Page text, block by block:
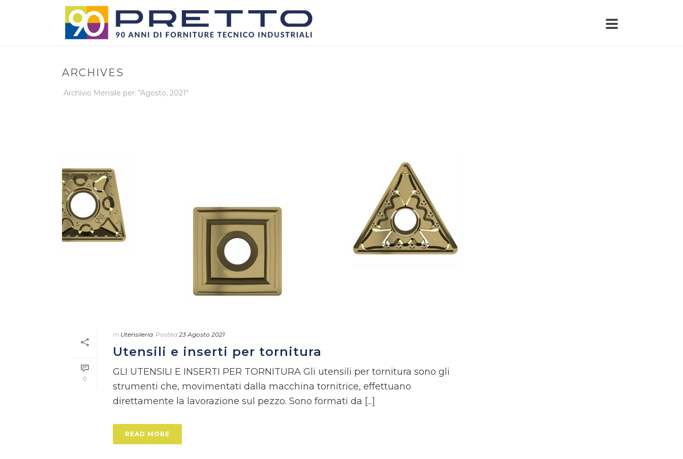
ARCHIVES
Archivio Mensile per: "Agosto, 2021"
0
In Utensileria Posted 23 Agosto 2021
Utensili e inserti per tornitura
GLI UTENSILI E INSERTI PER TORNITURA Gli utensili per tornitura sono gli
strumenti che, movimentati dalla macchina tornitrice, effettuano
direttamente la lavorazione sul pezzo. Sono formati da [...]
READ MORE